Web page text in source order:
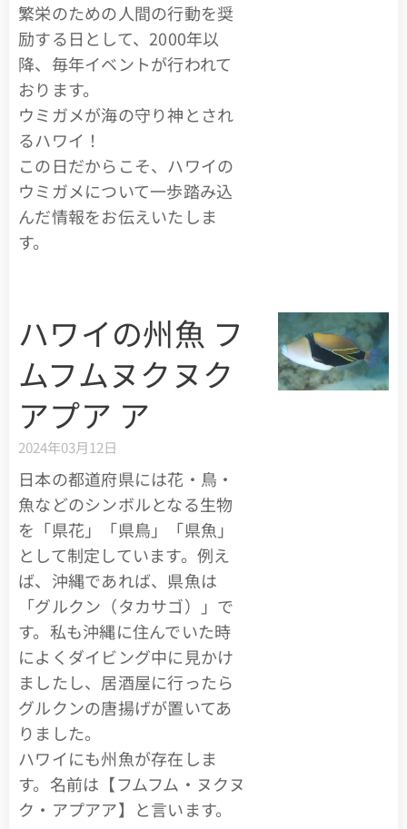
繁栄のための人間の行動を奨
励する日として、2000年以
降、毎年イベントが行われて
おります。
ウミガメが海の守り神とされ
るハワイ！
この日だからこそ、ハワイの
ウミガメについて一歩踏み込
んだ情報をお伝えいたしま
す。
ハワイの州魚 フ
ムフムヌクヌク
アプア ア
2024年03月12日
日本の都道府県には花・鳥・
魚などのシンボルとなる生物
を「県花」「県鳥」「県魚」
として制定しています。例え
ば、沖縄であれば、県魚は
「グルクン（タカサゴ）」で
す。私も沖縄に住んでいた時
によくダイビング中に見かけ
ましたし、居酒屋に行ったら
グルクンの唐揚げが置いてあ
りました。
ハワイにも州魚が存在しま
す。名前は【フムフム・ヌクヌ
ク・アプアア】と言います。